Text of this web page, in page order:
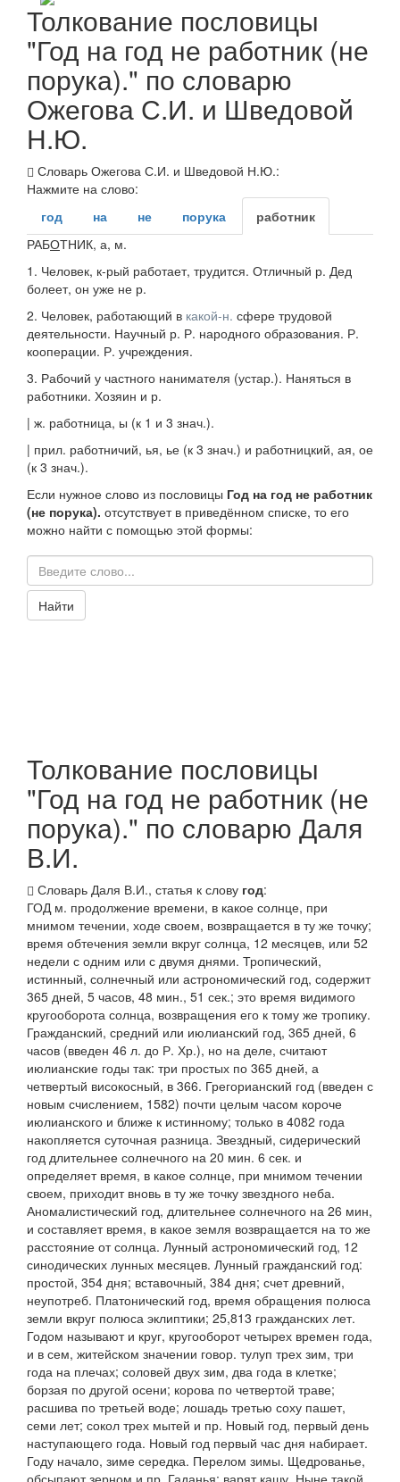
Толкование пословицы
"Год на год не работник (не
порука)." по словарю
Ожегова С.И. и Шведовой
Н.Ю.
Словарь Ожегова С.И. и Шведовой Н.Ю.:
Нажмите на слово:
год
на не порука
работник
РАБОТНИК, а, м.
1. Человек, к-рый работает, трудится. Отличный р. Дед
болеет, он уже не р.
2. Человек, работающий в какой-н. сфере трудовой
деятельности. Научный р. Р. народного образования. Р.
кооперации. Р. учреждения.
3. Рабочий у частного нанимателя (устар.). Наняться в
работники. Хозяин и р.
| ж. работница, ы (к 1 и 3 знач.).
| прил. работничий, ья, ье (к 3 знач.) и работницкий, ая, ое
(к 3 знач.).
Если нужное слово из пословицы Год на год не работник
(не порука). отсутствует в приведённом списке, то его
можно найти с помощью этой формы:
Найти
Толкование пословицы
"Год на год не работник (не
порука)." по словарю Даля
В.И.
Словарь Даля В.И., статья к слову год:
ГОДм. продолжение времени, в какое солнце, при
мнимом течении, ходе своем, возвращается в ту же точку;
время обтечения земли вкруг солнца, 12 месяцев, или 52
недели с одним или с двумя днями. Тропический,
истинный, солнечный или астрономический год, содержит
365 дней, 5 часов, 48 мин., 51 сек.; это время видимого
кругооборота солнца, возвращения его к тому же тропику.
Гражданский, средний или июлианский год, 365 дней, 6
часов (введен 46 л. до Р. Хр.), но на деле, считают
июлианские годы так: три простых по 365 дней, а
четвертый високосный, в 366. Грегорианский год (введен с
новым счислением, 1582) почти целым часом короче
июлианского и ближе к истинному; только в 4082 года
накопляется суточная разница. Звездный, сидерический
год длительнее солнечного на 20 мин. 6 сек. и
определяет время, в какое солнце, при мнимом течении
своем, приходит вновь в ту же точку звездного неба.
Аномалистический год, длительнее солнечного на 26 мин,
и составляет время, в какое земля возвращается на то же
расстояние от солнца. Лунный астрономический год, 12
синодических лунных месяцев. Лунный гражданский год:
простой, 354 дня; вставочный, 384 дня; счет древний,
неупотреб. Платонический год, время обращения полюса
земли вкруг полюса эклиптики; 25,813 гражданских лет.
Годом называют и круг, кругооборот четырех времен года,
и в сем, житейском значении говор. тулуп трех зим, три
года на плечах; соловей двух зим, два года в клетке;
борзая по другой осени; корова по четвертой траве;
расшива по третьей воде; лошадь третью соху пашет,
семи лет; сокол трех мытей и пр. Новый год, первый день
наступающего года. Новый год первый час дня набирает.
Году начало, зиме середка. Перелом зимы. Щедрованье,